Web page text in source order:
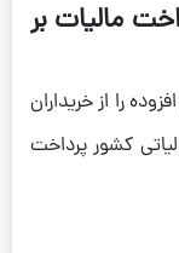
مالیات بر
را از خریداران
کشور پرداخت